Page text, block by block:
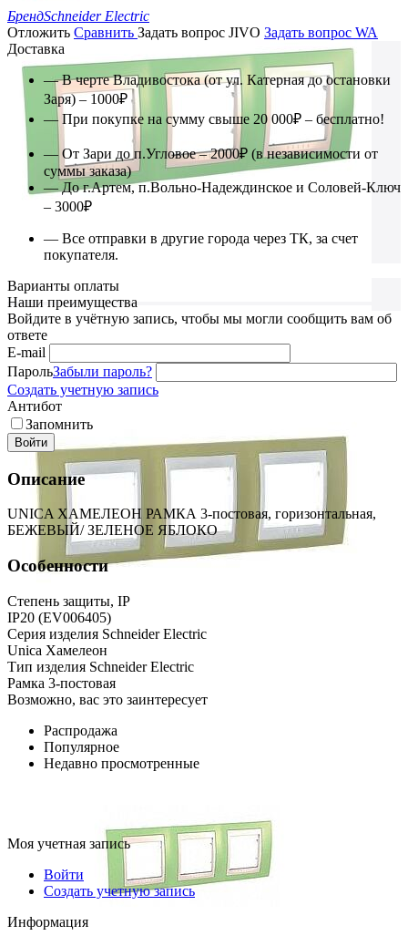
БрендSchneider Electric
Отложить Сравнить Задать вопрос JIVO Задать вопрос WA
Доставка
— В черте Владивостока (от ул. Катерная до остановки
Заря) – 1000₽
— При покупке на сумму свыше 20 000₽ – бесплатно!
— От Зари до п.Угловое – 2000₽ (в независимости от
суммы заказа)
— До г.Артем, п.Вольно-Надеждинское и Соловей-Ключ
– 3000₽
— Все отправки в другие города через ТК, за счет
покупателя.
Варианты оплаты
Наши преимущества
Войдите в учётную запись, чтобы мы могли сообщить вам об
ответе
E-mail
ПарольЗабыли пароль?
Создать учетную запись
Антибот
Запомнить
Войти
Описание
UNICA ХАМЕЛЕОН РАМКА 3-постовая, горизонтальная,
БЕЖЕВЫЙ/ ЗЕЛЕНОЕ ЯБЛОКО
Особенности
Степень защиты, IP
IP20 (EV006405)
Серия изделия Schneider Electric
Unica Хамелеон
Тип изделия Schneider Electric
Рамка 3-постовая
Возможно, вас это заинтересует
Распродажа
Популярное
Недавно просмотренные
Моя учетная запись
Войти
Создать учетную запись
Информация